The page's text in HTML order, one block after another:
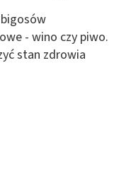
- wino czy piwo.
stan zdrowia